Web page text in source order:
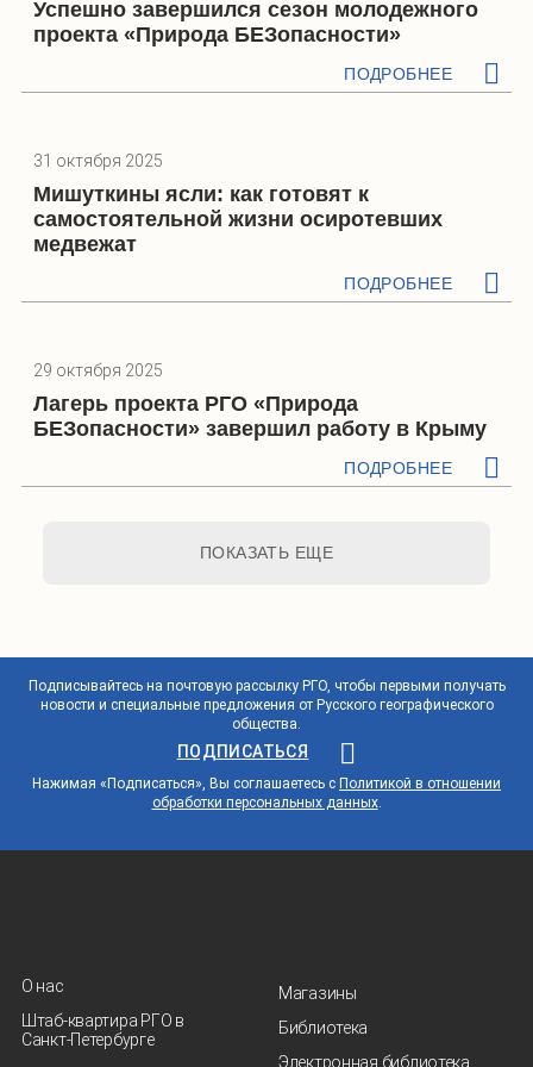
Успешно завершился сезон молодежного
проекта «Природа БЕЗопасности»
ПОДРОБНЕЕ
31 октября 2025
Мишуткины ясли: как готовят к
самостоятельной жизни осиротевших
медвежат
ПОДРОБНЕЕ
29 октября 2025
Лагерь проекта РГО «Природа
БЕЗопасности» завершил работу в Крыму
ПОДРОБНЕЕ
ПОКАЗАТЬ ЕЩЕ
Подписывайтесь на почтовую рассылку РГО, чтобы первыми получать
новости и специальные предложения от Русского географического
общества.
ПОДПИСАТЬСЯ
Нажимая «Подписаться», Вы соглашаетесь с Политикой в отношении
обработки персональных данных.
О нас
Штаб-квартира РГО в
Санкт‑Петербурге
Магазины
Библиотека
Электронная библиотека